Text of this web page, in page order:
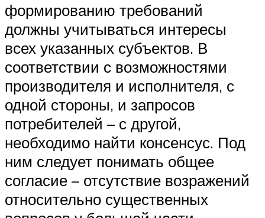
формированию требований
должны учитываться интересы
всех указанных субъектов. В
соответствии с возможностями
производителя и исполнителя, с
одной стороны, и запросов
потребителей – с другой,
необходимо найти консенсус. Под
ним следует понимать общее
согласие – отсутствие возражений
относительно существенных